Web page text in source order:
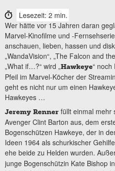
Lesezeit: 2 min.
Wer hätte vor 15 Jahren daran
Marvel-Kinofilme und -
anschauen, lieben, hassen und
„WandaVision“, „The Falcon and
„What if…?“ wird „Hawkeye“
Pfeil im Marvel-Köcher der
geht es nicht nur um einen
Hawkeyes …
Jeremy Renner füllt einmal mehr
Avenger Clint Barton aus, dem
Bogenschützen Hawkeye, der in
Ideen 1964 als schurkischer
ehe beide zu Helden wurden.
junge Bogenschützin Kate Bishop